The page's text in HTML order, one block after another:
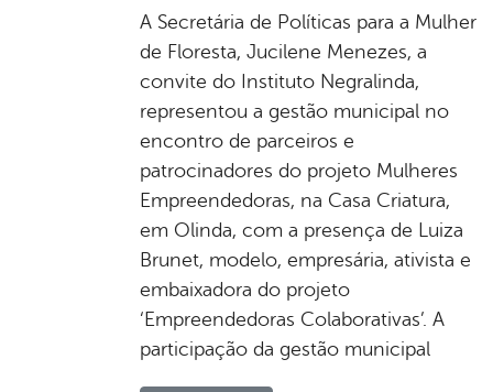
A Secretária de Políticas para a Mulher
de Floresta, Jucilene Menezes, a
convite do Instituto Negralinda,
representou a gestão municipal no
encontro de parceiros e
patrocinadores do projeto Mulheres
Empreendedoras, na Casa Criatura,
em Olinda, com a presença de Luiza
Brunet, modelo, empresária, ativista e
embaixadora do projeto
‘Empreendedoras Colaborativas’. A
participação da gestão municipal